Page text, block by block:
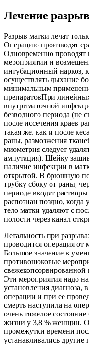
Лечение
Разрыв матки лечат
Операцию производят
Одновременно проводят
мероприятий и
интубационный наркоз,
осуществлять дыхание
минимальным
препаратовПри
внутриматочной
безводного периода (не
после иссечения краев
такая же, как и после
раны, размозжения
миометрия следует
ампутация). Шейку
наличие инфекции в
открытой. В брюшную
трубку сбоку от раны,
периоде вводят
распознан поздно,
тело матки удаляют с
полости через канал
Летальность при
проводится операция от
Большое значение в
противошоковые
свежекопсорвированной
Эти мероприятия надо
установления диагноза,
операции и при ее
смерть наступила на
очень тяжелое
жизни у 3,8 % женщин.
промежутки времени
устанавливались